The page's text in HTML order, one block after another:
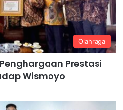
Olahraga
Prestasi
Wismoyo